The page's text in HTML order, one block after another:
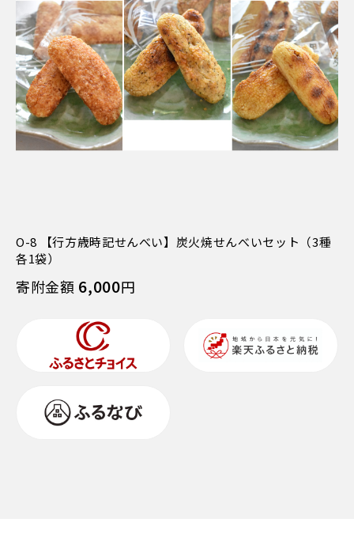
O-8 【行方歳時記せんべい】炭火焼せんべいセット（3種
各1袋）
寄附金額 6,000円